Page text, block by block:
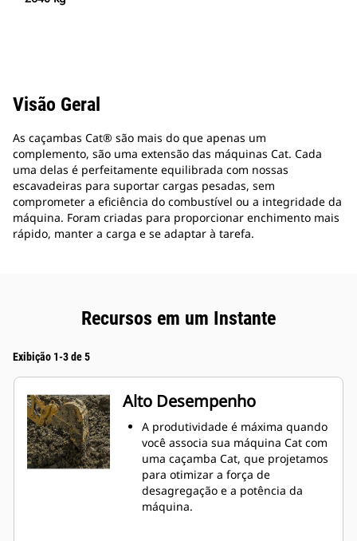
Visão Geral
As caçambas Cat® são mais do que apenas um
complemento, são uma extensão das máquinas Cat. Cada
uma delas é perfeitamente equilibrada com nossas
escavadeiras para suportar cargas pesadas, sem
comprometer a eficiência do combustível ou a integridade da
máquina. Foram criadas para proporcionar enchimento mais
rápido, manter a carga e se adaptar à tarefa.
Recursos em um Instante
Exibição 1-3 de 5
Alto Desempenho
A produtividade é máxima quando
você associa sua máquina Cat com
uma caçamba Cat, que projetamos
para otimizar a força de
desagregação e a potência da
máquina.